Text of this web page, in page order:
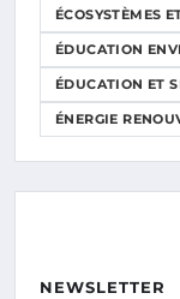
ÉCOSYSTÈMES
ÉDUCATION
ÉDUCATION ET
ÉNERGIE
NEWSLETTER